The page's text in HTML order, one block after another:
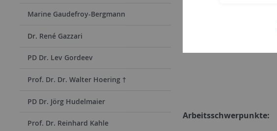
Marine Gaudefroy-Bergmann
Dr. René Gazzari
PD Dr. Lev Gordeev
Prof. Dr. Dr. Walter Hoering †
PD Dr. Jörg Hudelmaier
Prof. Dr. Reinhard Kahle
Arbeitsschwerpunkte: